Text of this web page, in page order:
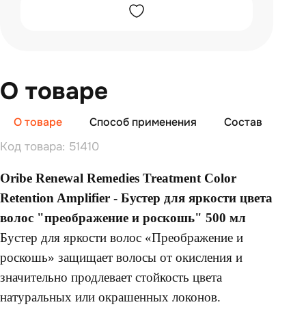
О товаре
О товаре Способ применения Состав
Код товара: 51410
Oribe Renewal Remedies Treatment Color
Retention Amplifier - Бустер для яркости цвета
волос "преображение и роскошь" 500 мл
Бустер для яркости волос «Преображение и
роскошь» защищает волосы от окисления и
значительно продлевает стойкость цвета
натуральных или окрашенных локонов.